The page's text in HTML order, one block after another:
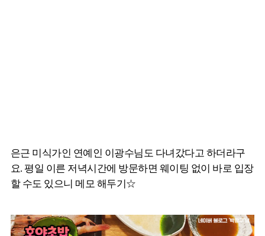
은근 미식가인 연예인 이광수님도 다녀갔다고 하더라구
요. 평일 이른 저녁시간에 방문하면 웨이팅 없이 바로 입장
할 수도 있으니 메모 해두기☆